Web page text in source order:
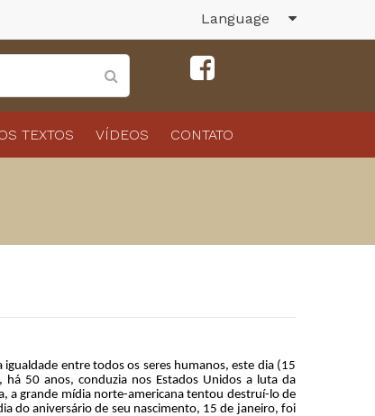
Language
TEXTOS VÍDEOS CONTATO
entre todos os seres humanos, este dia (15
50 anos, conduzia nos Estados Unidos a luta da
a grande mídia norte-americana tentou destruí-lo de
do aniversário de seu nascimento, 15 de janeiro, foi